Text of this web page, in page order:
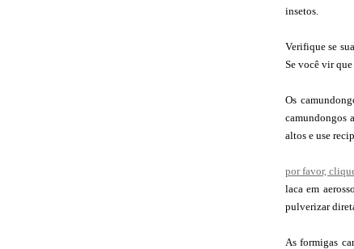
insetos.
Verifique se
Se você vir
Os
camundongos
altos e use
por favor,
laca em
pulverizar
As formigas